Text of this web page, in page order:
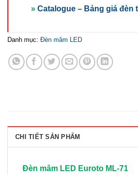
» Catalogue – Bảng giá đèn
Danh mục: Đèn mâm LED
CHI TIẾT SẢN PHẨM
Đèn mâm LED Euroto ML-71